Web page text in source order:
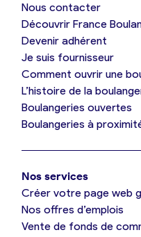
Je suis boulanger
Je découvre
Mes tarifs
Je référence ma
Offres d’emploi
09 86 23
Nous contacter
Découvrir France
Devenir adhérent
Je suis fournisseur
Comment ouvrir une
L’histoire de la
Boulangeries ouvertes
Boulangeries à
Nos services
Créer votre page web
Nos offres d’emplois
Vente de fonds de